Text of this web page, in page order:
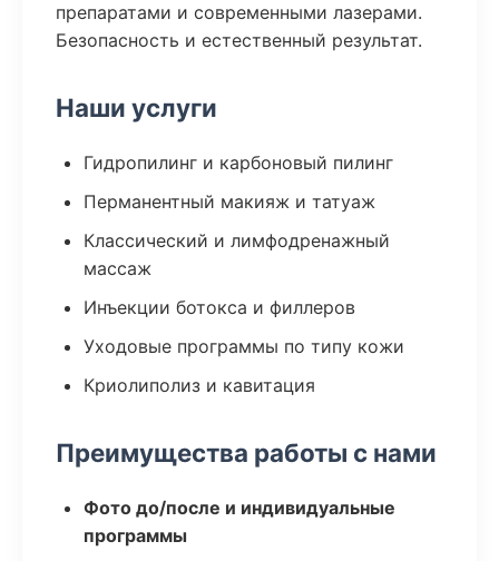
препаратами и современными лазерами.
Безопасность и естественный результат.
Наши услуги
Гидропилинг и карбоновый пилинг
Перманентный макияж и татуаж
Классический и лимфодренажный
массаж
Инъекции ботокса и филлеров
Уходовые программы по типу кожи
Криолиполиз и кавитация
Преимущества работы с нами
Фото до/после и индивидуальные
программы